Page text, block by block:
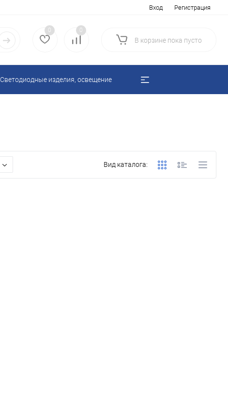
Вход Регистрация
0 0
В корзине пока пусто
Светодиодные изделия, освещение
Вид каталога: